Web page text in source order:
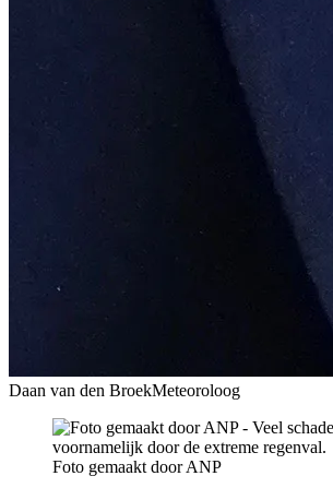
Daan van den BroekMeteoroloog
Foto gemaakt door ANP